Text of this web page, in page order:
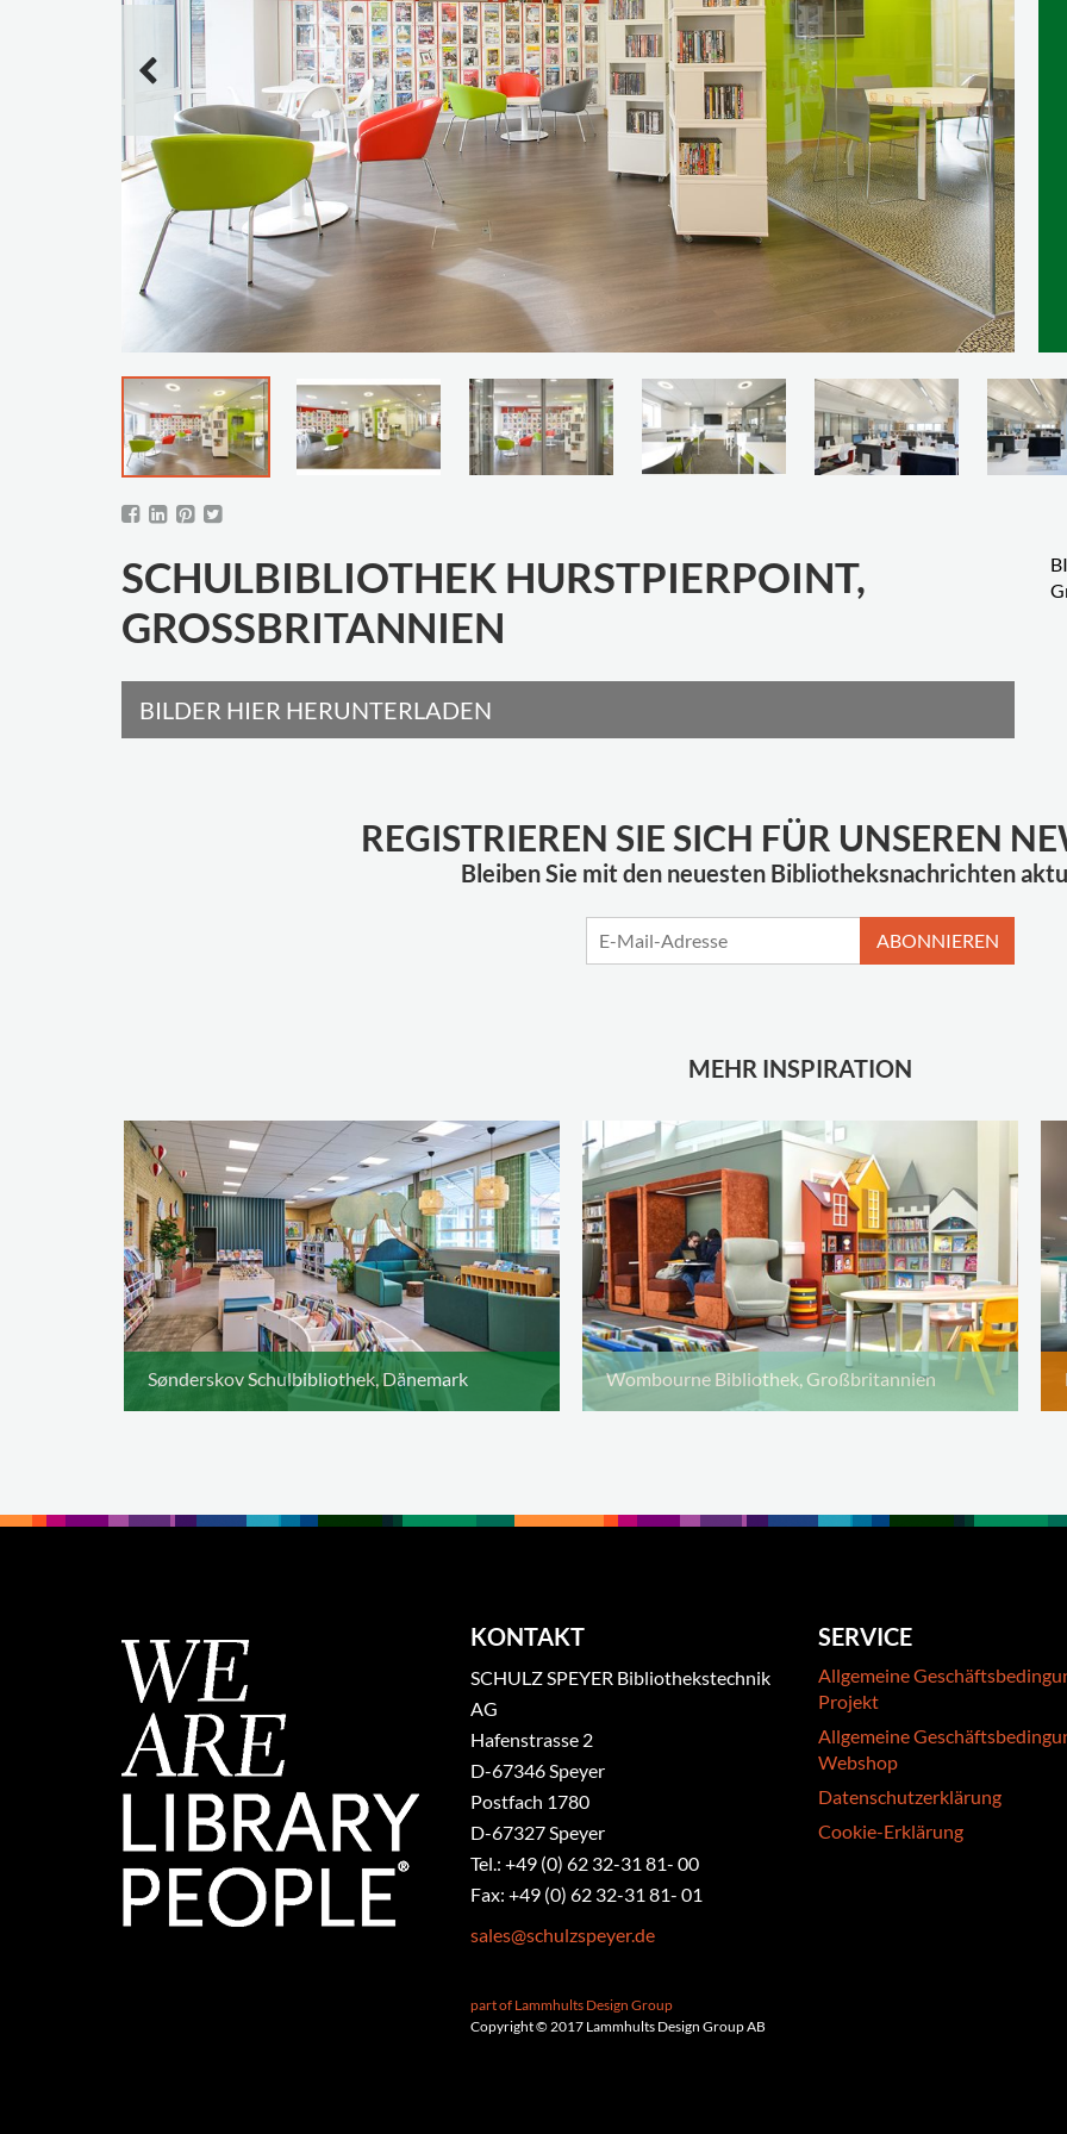
SCHULBIBLIOTHEK HURSTPIERPOINT,
GROSSBRITANNIEN
BILDER HIER HERUNTERLADEN
REGISTRIEREN SIE SICH FÜR UNSEREN
Bleiben Sie mit den neuesten Bibliotheksnachrichten
ABONNIEREN
MEHR INSPIRATION
Sønderskov Schulbibliothek, Dänemark Wombourne Bibliothek, Großbritannien
KONTAKT
SCHULZ SPEYER Bibliothekstechnik
AG
Hafenstrasse 2
​D-67346 Speyer
Postfach 1780
D-67327 Speyer
Tel.: +49 (0) 62 32-31 81- 00
Fax: +49 (0) 62 32-31 81- 01
sales@schulzspeyer.de
part of Lammhults Design Group
Copyright © 2017 Lammhults Design Group AB
SERVICE
Allgemeine
Projekt
Allgemeine
Webshop
Datenschutzerklärung
Cookie-Erklärung